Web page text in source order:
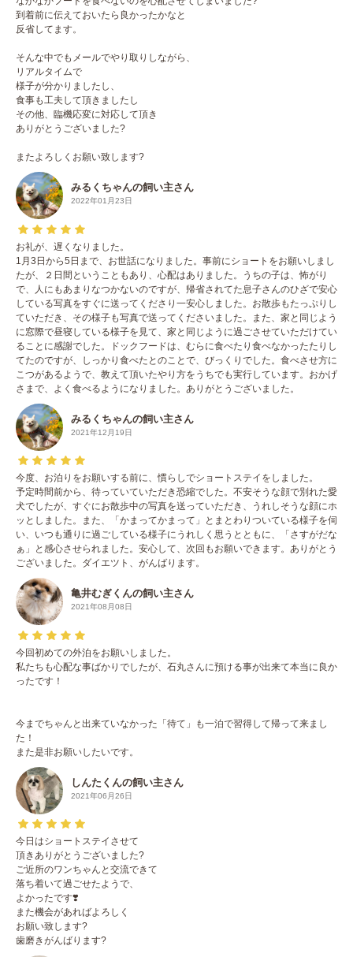
到着前に伝えておいたら良かったかなと
反省してます。
そんな中でもメールでやり取りしながら、
リアルタイムで
様子が分かりましたし、
食事も工夫して頂きましたし
その他、臨機応変に対応して頂き
ありがとうございました?
またよろしくお願い致します?
みるくちゃんの飼い主さん
2022年01月23日
お礼が、遅くなりました。
1月3日から5日まで、お世話になりました。事前にショートをお願いしまし
たが、２日間ということもあり、心配はありました。うちの子は、怖がり
で、人にもあまりなつかないのですが、帰省されてた息子さんのひざで安心
している写真をすぐに送ってくださり一安心しました。お散歩もたっぷりし
ていただき、その様子も写真で送ってくださいました。また、家と同じよう
に窓際で昼寝している様子を見て、家と同じように過ごさせていただけてい
ることに感謝でした。ドックフードは、むらに食べたり食べなかったたりし
てたのですが、しっかり食べたとのことで、びっくりでした。食べさせ方に
こつがあるようで、教えて頂いたやり方をうちでも実行しています。おかげ
さまで、よく食べるようになりました。ありがとうございました。
みるくちゃんの飼い主さん
2021年12月19日
今度、お泊りをお願いする前に、慣らしでショートステイをしました。
予定時間前から、待っていていただき恐縮でした。不安そうな顔で別れた愛
犬でしたが、すぐにお散歩中の写真を送っていただき、うれしそうな顔にホ
ッとしました。また、「かまってかまって」とまとわりついている様子を伺
い、いつも通りに過ごしている様子にうれしく思うとともに、「さすがだな
ぁ」と感心させられました。安心して、次回もお願いできます。ありがとう
ございました。ダイエツト、がんばります。
亀井むぎくんの飼い主さん
2021年08月08日
今回初めての外泊をお願いしました。
私たちも心配な事ばかりでしたが、石丸さんに預ける事が出来て本当に良か
ったです！
今までちゃんと出来ていなかった「待て」も一泊で習得して帰って来まし
た！
また是非お願いしたいです。
しんたくんの飼い主さん
2021年06月26日
今日はショートステイさせて
頂きありがとうございました?
ご近所のワンちゃんと交流できて
落ち着いて過ごせたようで、
よかったです❣️
また機会があればよろしく
お願い致します?
歯磨きがんばります?